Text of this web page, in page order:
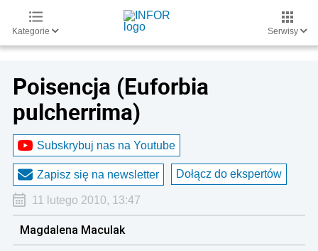
Kategorie Serwisy
Poisencja (Euforbia
pulcherrima)
Subskrybuj nas na Youtube
Zapisz się na newsletter Dołącz do ekspertów
11 lutego 2010, 13:47
Magdalena Maculak